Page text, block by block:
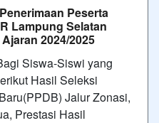
Peserta
Lampung Selatan
2024/2025
Siswa-Siswi yang
Hasil Seleksi
Jalur Zonasi,
Prestasi Hasil